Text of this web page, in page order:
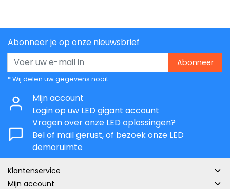
Abonneer je op onze nieuwsbrief
Abonneer
* Wij delen uw gegevens nooit
Mijn account
Login op uw LED gigant account
Vragen over onze LED oplossingen?
Bel of mail gerust, of bezoek onze LED
demoruimte
Klantenservice
Mijn account